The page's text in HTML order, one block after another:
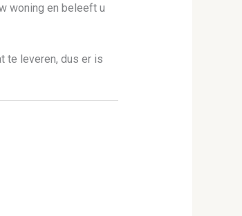
woning en beleeft u
te leveren, dus er is